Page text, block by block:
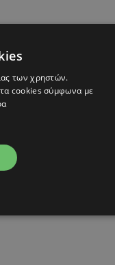
των χρηστών.
τα cookies σύμφωνα με